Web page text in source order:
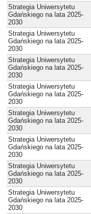
Strategia Uniwersytetu
Gdańskiego na lata 2025-
2030
Strategia Uniwersytetu
Gdańskiego na lata 2025-
2030
Strategia Uniwersytetu
Gdańskiego na lata 2025-
2030
Strategia Uniwersytetu
Gdańskiego na lata 2025-
2030
Strategia Uniwersytetu
Gdańskiego na lata 2025-
2030
Strategia Uniwersytetu
Gdańskiego na lata 2025-
2030
Strategia Uniwersytetu
Gdańskiego na lata 2025-
2030
Strategia Uniwersytetu
Gdańskiego na lata 2025-
2030